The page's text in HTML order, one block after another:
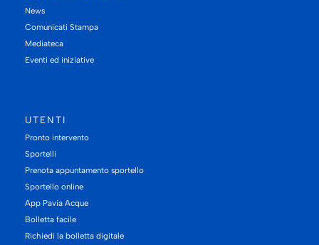
News
Comunicati Stampa
Mediateca
Eventi ed iniziative
UTENTI
Pronto intervento
Sportelli
Prenota appuntamento sportello
Sportello online
App Pavia Acque
Bolletta facile
Richiedi la bolletta digitale